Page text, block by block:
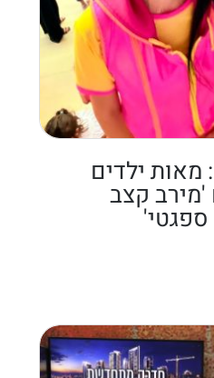
מאות ילדים
'מירב קצב
ספגטי'